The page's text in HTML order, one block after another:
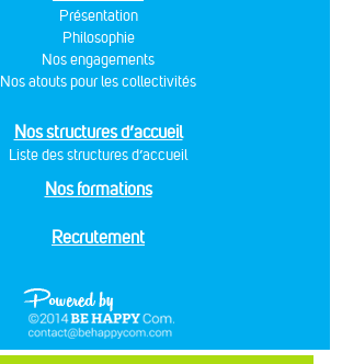
Présentation
Philosophie
Nos engagements
Nos atouts pour les collectivités
Nos structures d’accueil
Liste des structures d’accueil
Nos formations
Recrutement